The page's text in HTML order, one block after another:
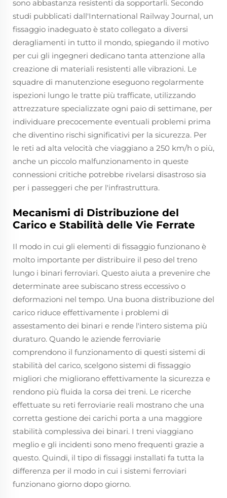
sono abbastanza resistenti da sopportarli. Secondo
studi pubblicati dall'International Railway Journal, un
fissaggio inadeguato è stato collegato a diversi
deragliamenti in tutto il mondo, spiegando il motivo
per cui gli ingegneri dedicano tanta attenzione alla
creazione di materiali resistenti alle vibrazioni. Le
squadre di manutenzione eseguono regolarmente
ispezioni lungo le tratte più trafficate, utilizzando
attrezzature specializzate ogni paio di settimane, per
individuare precocemente eventuali problemi prima
che diventino rischi significativi per la sicurezza. Per
le reti ad alta velocità che viaggiano a 250 km/h o più,
anche un piccolo malfunzionamento in queste
connessioni critiche potrebbe rivelarsi disastroso sia
per i passeggeri che per l'infrastruttura.
Mecanismi di Distribuzione del
Carico e Stabilità delle Vie Ferrate
Il modo in cui gli elementi di fissaggio funzionano è
molto importante per distribuire il peso del treno
lungo i binari ferroviari. Questo aiuta a prevenire che
determinate aree subiscano stress eccessivo o
deformazioni nel tempo. Una buona distribuzione del
carico riduce effettivamente i problemi di
assestamento dei binari e rende l'intero sistema più
duraturo. Quando le aziende ferroviarie
comprendono il funzionamento di questi sistemi di
stabilità del carico, scelgono sistemi di fissaggio
migliori che migliorano effettivamente la sicurezza e
rendono più fluida la corsa dei treni. Le ricerche
effettuate su reti ferroviarie reali mostrano che una
corretta gestione dei carichi porta a una maggiore
stabilità complessiva dei binari. I treni viaggiano
meglio e gli incidenti sono meno frequenti grazie a
questo. Quindi, il tipo di fissaggi installati fa tutta la
differenza per il modo in cui i sistemi ferroviari
funzionano giorno dopo giorno.